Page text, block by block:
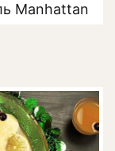
Manhattan